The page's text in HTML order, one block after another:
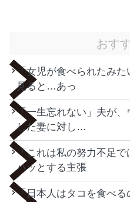
おす
「女児が食べられたみ
見ると…あっ
「一生忘れない」夫が
した妻に対し…
「これは私の努力不足
ハッとする主張
「日本人はタコを食べ